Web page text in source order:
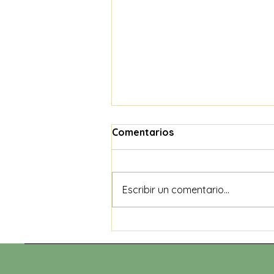
dignamente”: Samara
Comentarios
Escribir un comentario...